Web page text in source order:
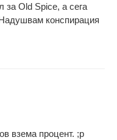
за Old Spice, а сега
конспирация
взема процент. ;р